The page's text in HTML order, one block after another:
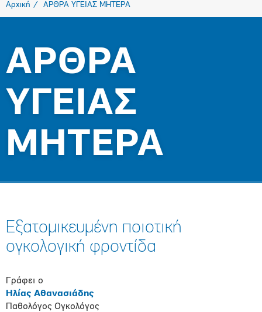
Αρχική ΑΡΘΡΑ ΥΓΕΙΑΣ ΜΗΤΕΡΑ
ΑΡΘΡΑ
ΥΓΕΙΑΣ
ΜΗΤΕΡΑ
Εξατοµικευµένη ποιοτική
ογκολογική φροντίδα
Γράφει ο
Ηλίας Αθανασιάδης
Παθολόγος Ογκολόγος